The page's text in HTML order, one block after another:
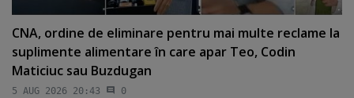
CNA, ordine de eliminare pentru mai multe reclame la
suplimente alimentare în care apar Teo, Codin
Maticiuc sau Buzdugan
5 AUG 2026 20:43 0